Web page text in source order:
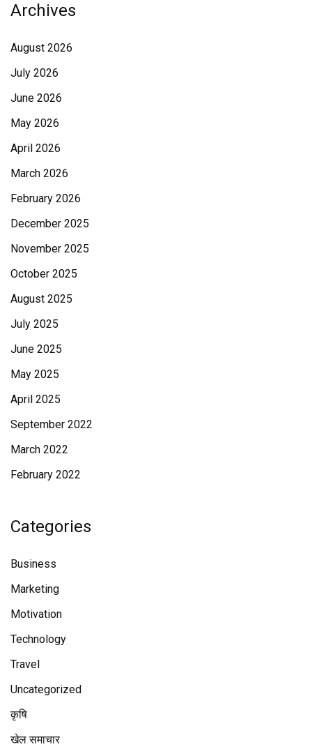
Archives
August 2026
July 2026
June 2026
May 2026
April 2026
March 2026
February 2026
December 2025
November 2025
October 2025
August 2025
July 2025
June 2025
May 2025
April 2025
September 2022
March 2022
February 2022
Categories
Business
Marketing
Motivation
Technology
Travel
Uncategorized
कृषि
खेल समाचार